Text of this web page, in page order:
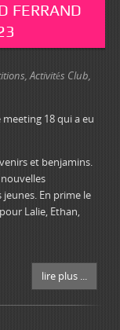
FERRAND
,Activités Club,
18 qui a eu
et benjamins.
En prime le
Lalie, Ethan,
lire plus ...